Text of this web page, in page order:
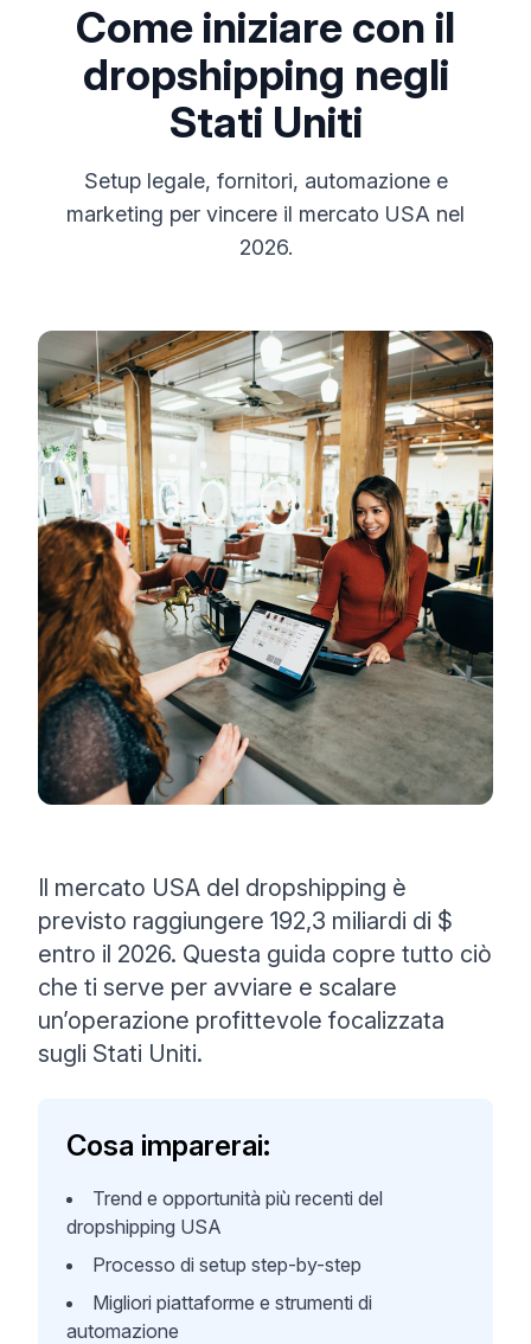
Come iniziare con il
dropshipping negli
Stati Uniti
Setup legale, fornitori, automazione e
marketing per vincere il mercato USA nel
2026.
Il mercato USA del dropshipping è
previsto raggiungere 192,3 miliardi di $
entro il 2026. Questa guida copre tutto ciò
che ti serve per avviare e scalare
un’operazione profittevole focalizzata
sugli Stati Uniti.
Cosa imparerai:
Trend e opportunità più recenti del
dropshipping USA
Processo di setup step-by-step
Migliori piattaforme e strumenti di
automazione